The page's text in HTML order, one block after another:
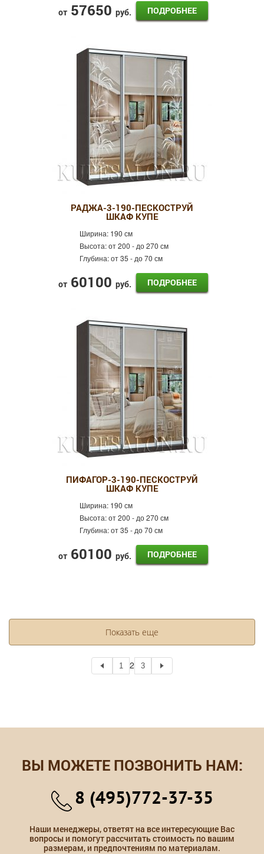
от 57650 руб. ПОДРОБНЕЕ
РАДЖА-3-190-ПЕСКОСТРУЙ
ШКАФ КУПЕ
Ширина: 190 см
Высота:от 200 - до 270 см
Глубина:от 35 - до 70 см
от 60100 руб. ПОДРОБНЕЕ
ПИФАГОР-3-190-ПЕСКОСТРУЙ
ШКАФ КУПЕ
Ширина: 190 см
Высота:от 200 - до 270 см
Глубина:от 35 - до 70 см
от 60100 руб. ПОДРОБНЕЕ
Показать еще
1 2 3
ВЫ МОЖЕТЕ ПОЗВОНИТЬ НАМ:
8 (495)772-37-35
Наши менеджеры, ответят на все интересующие Вас
вопросы и помогут рассчитать стоимость по вашим
размерам, и предпочтениям по материалам.